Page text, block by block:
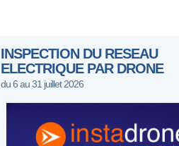
INSPECTION DU RESEAU
ELECTRIQUE PAR DRONE
du 6 au 31 juillet 2026